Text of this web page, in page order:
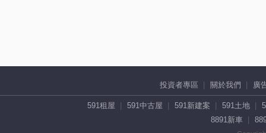
投資者專區 關於我們 廣
591租屋 591中古屋 591新建案 591土地
8891新車